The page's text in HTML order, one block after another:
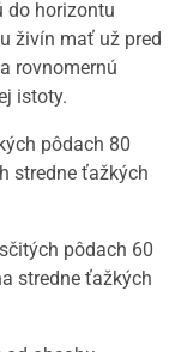
do horizontu
živín mať už pred
rovnomernú
istoty.
pôdach 80
stredne ťažkých
pôdach 60
stredne ťažkých